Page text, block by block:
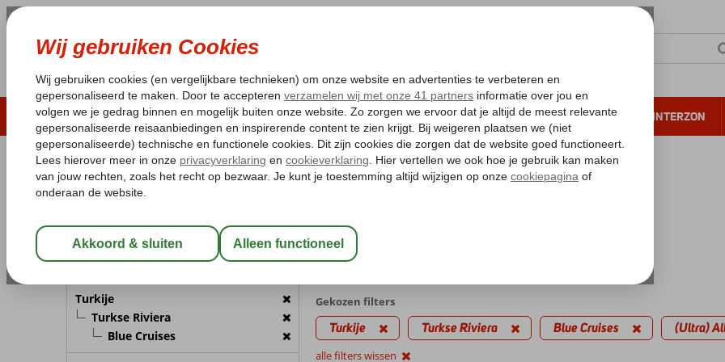
LAST MINUTE ZOMER 2026 ZONVAKANTIE VERRE REIZEN ALL INCLUSIVE WINTERZON
Pakketgarantie Laagsteprijsgarantie* Gratis annuleren*
REISGEZELSCHAP
Wijzig Reisgezelschap
Turkije
Turkse Riviera
Blue Cruises
Last minute Blue Cruises
met (Ultra) All Inclusive
Gekozen filters
Turkije Turkse Riviera Blue Cruises (Ultra)
alle filters wissen